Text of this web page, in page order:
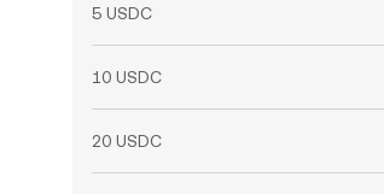
5 USDC
10 USDC
20 USDC